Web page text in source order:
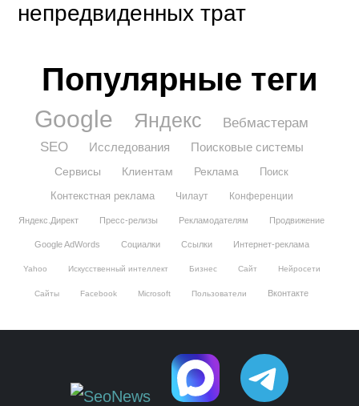
непредвиденных трат
Популярные теги
Google Яндекс
Вебмастерам
SEO
Исследования Поисковые системы
Сервисы Клиентам Реклама
Поиск
Контекстная реклама
Чилаут Конференции
Яндекс.Директ Пресс-релизы Рекламодателям Продвижение
Google AdWords Социалки Ссылки Интернет-реклама
Yahoo Искусственный интеллект Бизнес Сайт Нейросети
Сайты Facebook Microsoft Пользователи Вконтакте